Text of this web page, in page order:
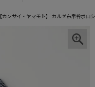
【カンサイ・ヤマモト】 カルゼ布帛衿ポ